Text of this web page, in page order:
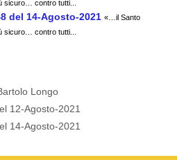
sicuro… contro tutti...
del 14-Agosto-2021 «…il Santo
sicuro… contro tutti...
Longo
12-Agosto-2021
14-Agosto-2021